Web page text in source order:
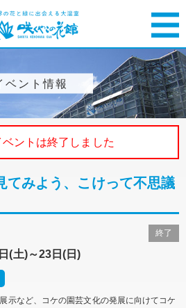
ベント情報
ントは終了しました
みよう、こけって不思議
終了
(土)～23日(日)
示など、コケの園芸文化の発展に向けてコケ